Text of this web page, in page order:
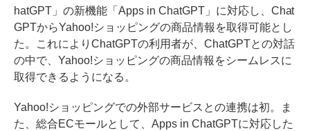
hatGPT」の新機能「Apps in ChatGPT」に対応し、Chat
GPTからYahoo!ショッピングの商品情報を取得可能とし
た。これによりChatGPTの利用者が、ChatGPTとの対話
の中で、Yahoo!ショッピングの商品情報をシームレスに
取得できるようになる。
Yahoo!ショッピングでの外部サービスとの連携は初。ま
た、総合ECモールとして、Apps in ChatGPTに対応した